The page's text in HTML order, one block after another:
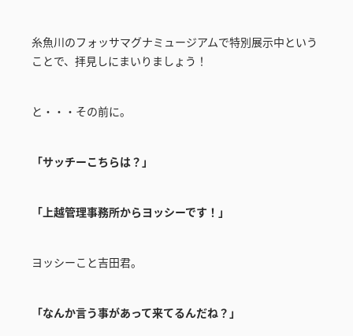
糸魚川のフォッサマグナミュージアムで特別展示中という
ことで、拝見しにまいりましょう！
と・・・その前に。
「サッチーこちらは？」
「上越管理事務所からヨッシーです！」
ヨッシーこと吉田君。
「なんか言う事があって来てるんだね？」